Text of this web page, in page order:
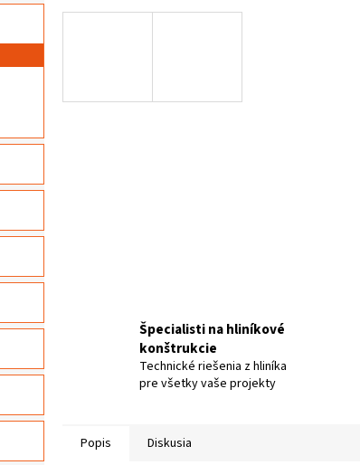
Špecialisti na hliníkové
konštrukcie
Technické riešenia z hliníka
pre všetky vaše projekty
Popis Diskusia